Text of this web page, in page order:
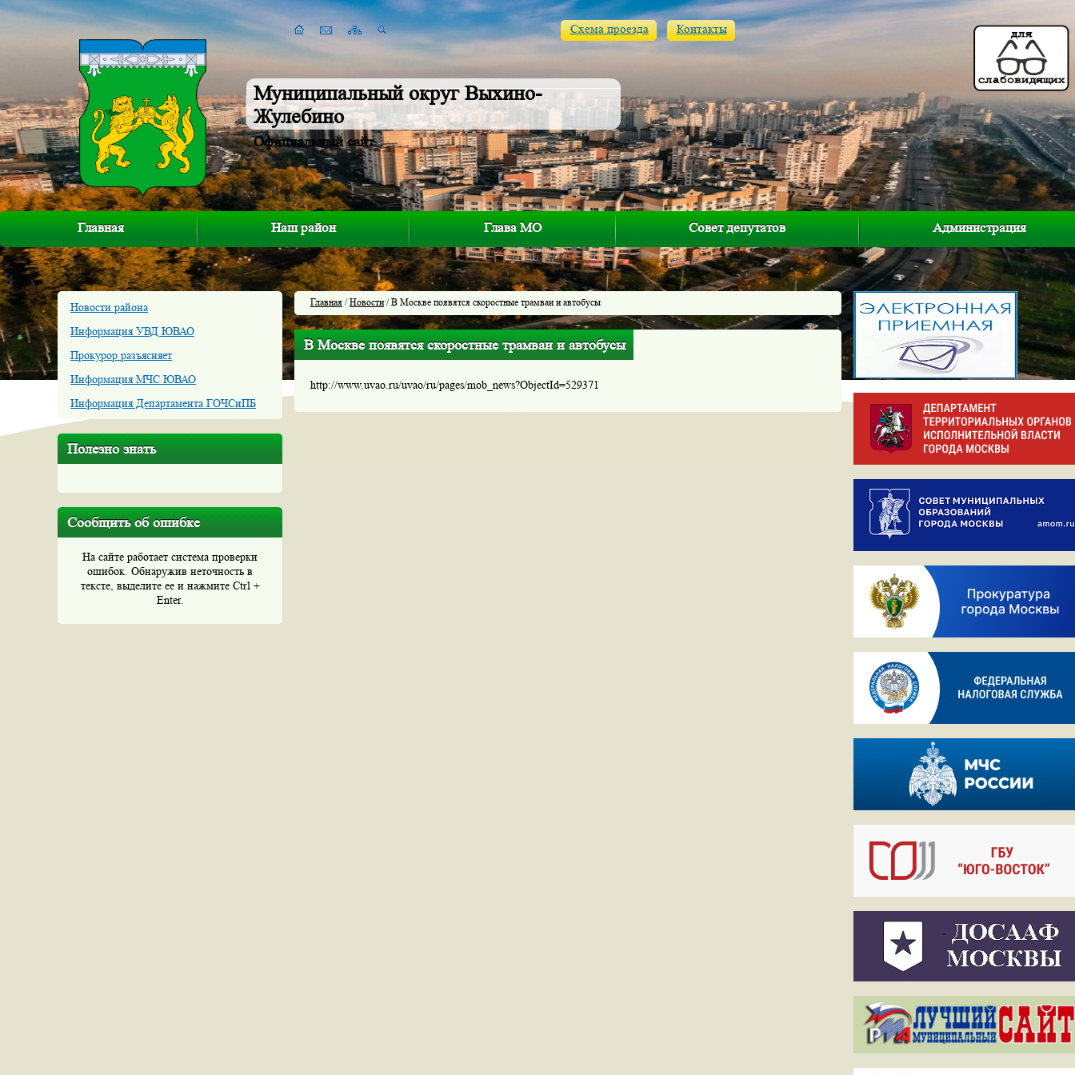
Муниципальный округ Выхино-
Жулебино
Официальный сайт
Схема проезда Контакты
Главная Наш район Глава МО Совет депутатов Администрация
Новости района
Информация УВД ЮВАО
Прокурор разъясняет
Информация МЧС ЮВАО
Информация Департамента ГОЧСиПБ
Полезно знать
Сообщить об ошибке
На сайте работает система проверки
ошибок. Обнаружив неточность в
тексте, выделите ее и нажмите Ctrl +
Enter.
Главная /Новости/ В Москве появятся скоростные трамваи и автобусы
В Москве появятся скоростные трамваи и автобусы
http://www.uvao.ru/uvao/ru/pages/mob_news?ObjectId=529371